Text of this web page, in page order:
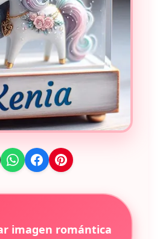
imagen romántica